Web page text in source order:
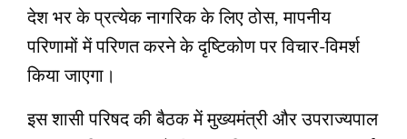
देश भर के प्रत्येक नागरिक के लिए ठोस, मापनीय
परिणामों में परिणत करने के दृष्टिकोण पर विचार-विमर्श
किया जाएगा।
इस शासी परिषद की बैठक में मुख्यमंत्री और उपराज्यपाल